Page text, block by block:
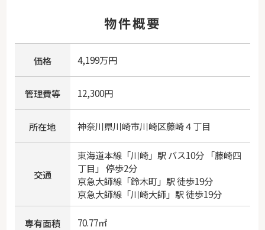
物件概要
価格 4,199万円
管理費等 12,300円
所在地 神奈川県川崎市川崎区藤崎４丁目
交通
東海道本線「川崎」駅 バス10分 「藤崎四
丁目」 停歩2分
京急大師線「鈴木町」駅 徒歩19分
京急大師線「川崎大師」駅 徒歩19分
専有面積 70.77㎡